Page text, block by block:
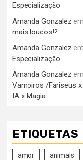
Especialização
Amanda Gonzalez em
mais loucos!?
Amanda Gonzalez em
Especialização
Amanda Gonzalez em
Vampiros /Fariseus
IA x Magia
ETIQUETAS
amor animais